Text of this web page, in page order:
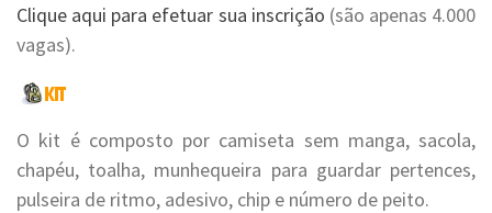
Clique aqui para efetuar sua inscrição (são apenas 4.000
vagas).
O kit é composto por camiseta sem manga, sacola,
chapéu, toalha, munhequeira para guardar pertences,
pulseira de ritmo, adesivo, chip e número de peito.